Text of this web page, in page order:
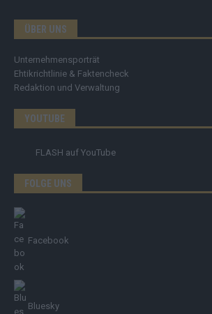
ÜBER UNS
Unternehmensporträt
Ehtikrichtlinie & Faktencheck
Redaktion und Verwaltung
YOUTUBE
FLASH auf YouTube
FOLGE UNS
Facebook
Bluesky